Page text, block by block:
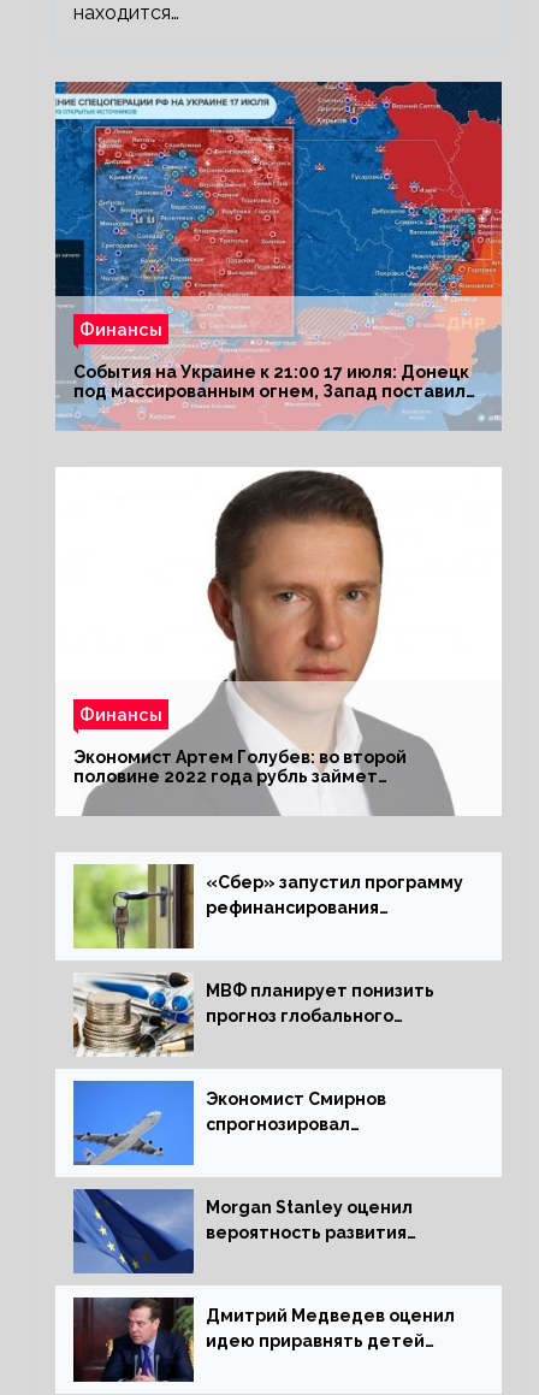
находится…
Финансы
События на Украине к 21:00 17 июля: Донецк
под массированным огнем, Запад поставил
Киеву ультиматум
Финансы
Экономист Артем Голубев: во второй
половине 2022 года рубль займет
комфортный курс
«Сбер» запустил программу
рефинансирования
МВФ планирует понизить
прогноз глобального
следующем отчете
Экономист Смирнов
спрогнозировал
России
Morgan Stanley оценил
вероятность развития
Дмитрий Медведев оценил
идею приравнять детей